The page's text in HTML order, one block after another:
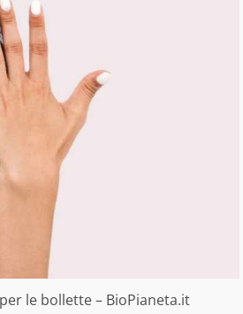
le bollette – BioPianeta.it